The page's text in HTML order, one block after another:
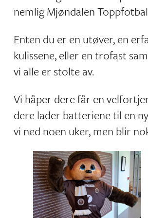
nemlig Mjøndalen
Enten du er en utøver, en
kulissene, eller en trofast
vi alle er stolte av.
Vi håper dere får en
dere lader batteriene til en
vi ned noen uker, men blir